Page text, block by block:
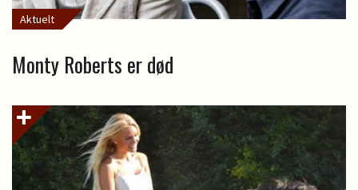
Aktuelt
Monty Roberts er død